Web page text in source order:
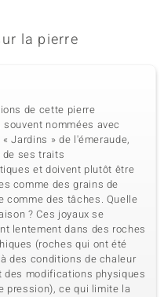
de la pierre
et taille
à 1,3 mm
de la pierre
la pierre
de cette pierre
souvent nommées avec
Jardins » de l'émeraude,
ses traits
et doivent plutôt être
comme des grains de
comme des tâches. Quelle
? Ces joyaux se
lentement dans des roches
(roches qui ont été
des conditions de chaleur
des modifications physiques
pression), ce qui limite la